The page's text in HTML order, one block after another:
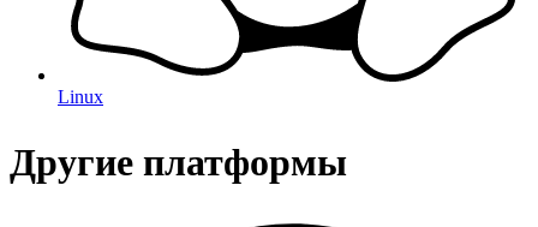
Linux
Другие платформы